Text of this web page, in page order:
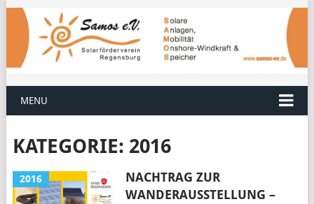
MENU
KATEGORIE: 2016
2016
NACHTRAG ZUR
WANDERAUSSTELLUNG –